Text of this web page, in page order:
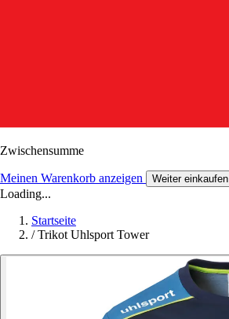
Zwischensumme
Meinen Warenkorb anzeigen Weiter einkaufen
Loading...
Startseite
/ Trikot Uhlsport Tower